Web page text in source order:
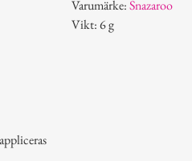
Varumärke:Snazaroo
Vikt: 6 g